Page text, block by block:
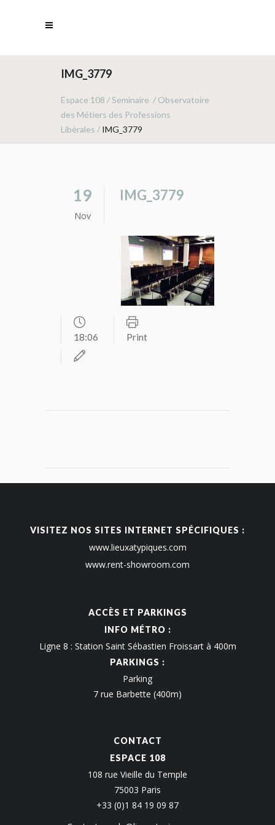
IMG_3779
Espace 108 /Seminaire / Observatoire
des Métiers des Professions
Libérales / IMG_3779
19
Nov
IMG_3779
18:06 Print
VISITEZ NOS SITES INTERNET SPÉCIFIQUES :
www.lieuxatypiques.com
www.rent-showroom.com
ACCÈS ET PARKINGS
INFO MÉTRO :
Ligne 8 : Station Saint Sébastien Froissart à 400m
PARKINGS :
Parking
7 rue Barbette (400m)
CONTACT
ESPACE 108
108 rue Vieille du Temple
75003 Paris
+33 (0)1 84 19 09 87